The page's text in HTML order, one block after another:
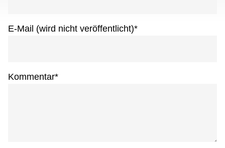
E-Mail (wird nicht veröffentlicht)*
Kommentar*